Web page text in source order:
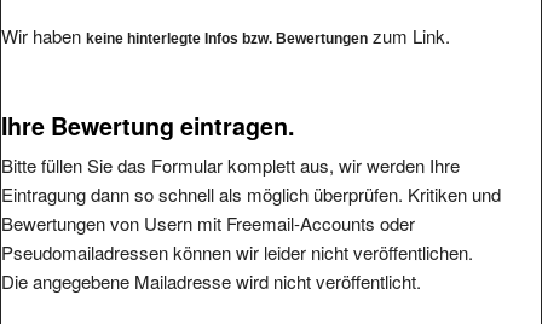
Wir haben keine hinterlegte Infos bzw. Bewertungen zum Link.
Ihre Bewertung eintragen.
Bitte füllen Sie das Formular komplett aus, wir werden Ihre
Eintragung dann so schnell als möglich überprüfen. Kritiken und
Bewertungen von Usern mit Freemail-Accounts oder
Pseudomailadressen können wir leider nicht veröffentlichen.
Die angegebene Mailadresse wird nicht veröffentlicht.